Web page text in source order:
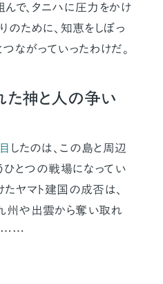
んで、タニハに圧力をかけ
のために、知恵をしぼっ
ながっていったわけだ。
た神と人の争い
したのは、この島と周辺
とつの戦場になってい
ヤマト建国の成否は、
州や出雲から奪い取れ
……